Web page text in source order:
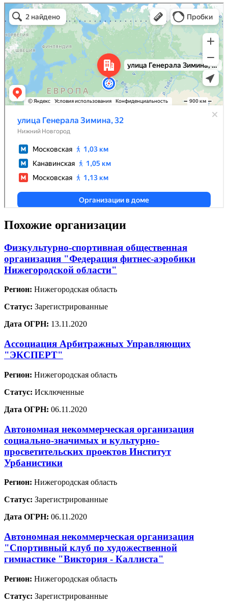
Похожие организации
Физкультурно-спортивная общественная
организация "Федерация фитнес-аэробики
Нижегородской области"
Регион: Нижегородская область
Статус: Зарегистрированные
Дата ОГРН: 13.11.2020
Ассоциация Арбитражных Управляющих
"ЭКСПЕРТ"
Регион: Нижегородская область
Статус: Исключенные
Дата ОГРН: 06.11.2020
Автономная некоммерческая организация
социально-значимых и культурно-
просветительских проектов Институт
Урбанистики
Регион: Нижегородская область
Статус: Зарегистрированные
Дата ОГРН: 06.11.2020
Автономная некоммерческая организация
"Спортивный клуб по художественной
гимнастике "Виктория - Каллиста"
Регион: Нижегородская область
Статус: Зарегистрированные